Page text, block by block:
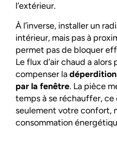
l’extérieur.
À l’inverse, installer un
intérieur, mais pas à
permet pas de bloquer
Le flux d’air chaud a alors
compenser la
par la fenêtre. La pièce
temps à se réchauffer,
seulement votre confort,
consommation